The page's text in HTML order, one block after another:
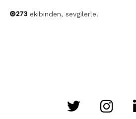
ekibinden, sevgilerle.